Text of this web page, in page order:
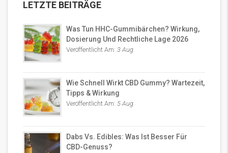
LETZTE BEITRÄGE
Was Tun HHC-Gummibärchen? Wirkung,
Dosierung Und Rechtliche Lage 2026
Veröffentlicht Am: 3 Aug
Wie Schnell Wirkt CBD Gummy? Wartezeit,
Tipps & Wirkung
Veröffentlicht Am: 5 Aug
Dabs Vs. Edibles: Was Ist Besser Für
CBD-Genuss?